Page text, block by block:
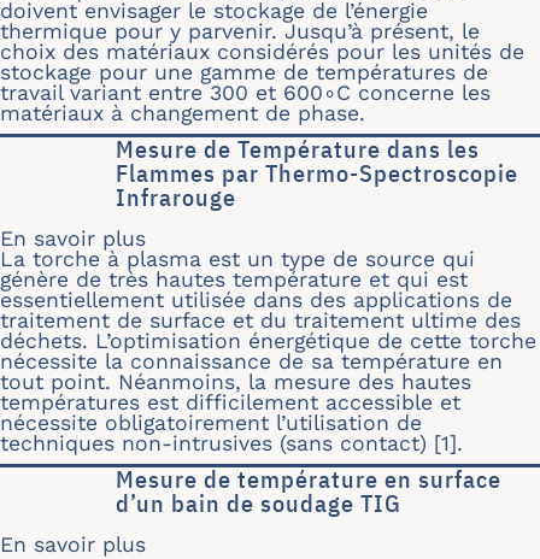
doivent envisager le stockage de l’énergie
thermique pour y parvenir. Jusqu’à présent, le
choix des matériaux considérés pour les unités de
stockage pour une gamme de températures de
travail variant entre 300 et 600∘C concerne les
matériaux à changement de phase.
Mesure de Température dans les
Flammes par Thermo-Spectroscopie
Infrarouge
En savoir plus
La torche à plasma est un type de source qui
génère de très hautes température et qui est
essentiellement utilisée dans des applications de
traitement de surface et du traitement ultime des
déchets. L’optimisation énergétique de cette torche
nécessite la connaissance de sa température en
tout point. Néanmoins, la mesure des hautes
températures est difficilement accessible et
nécessite obligatoirement l’utilisation de
techniques non-intrusives (sans contact) [1].
Mesure de température en surface
d’un bain de soudage TIG
En savoir plus